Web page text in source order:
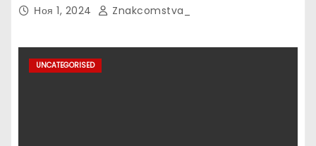
Ноя 1, 2024 Znakcomstva_
UNCATEGORISED